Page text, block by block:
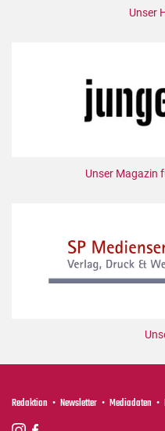
Unser
Unser Magazin
Redaktion Newsletter Mediadaten